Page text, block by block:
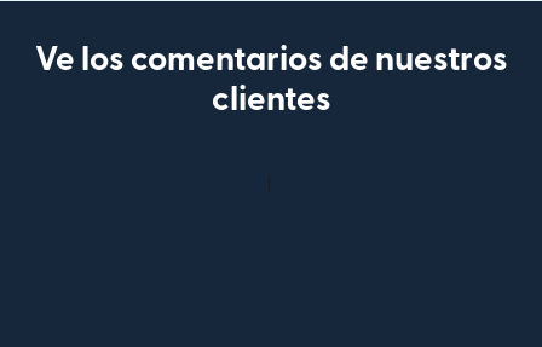
Ve los comentarios de nuestros
clientes